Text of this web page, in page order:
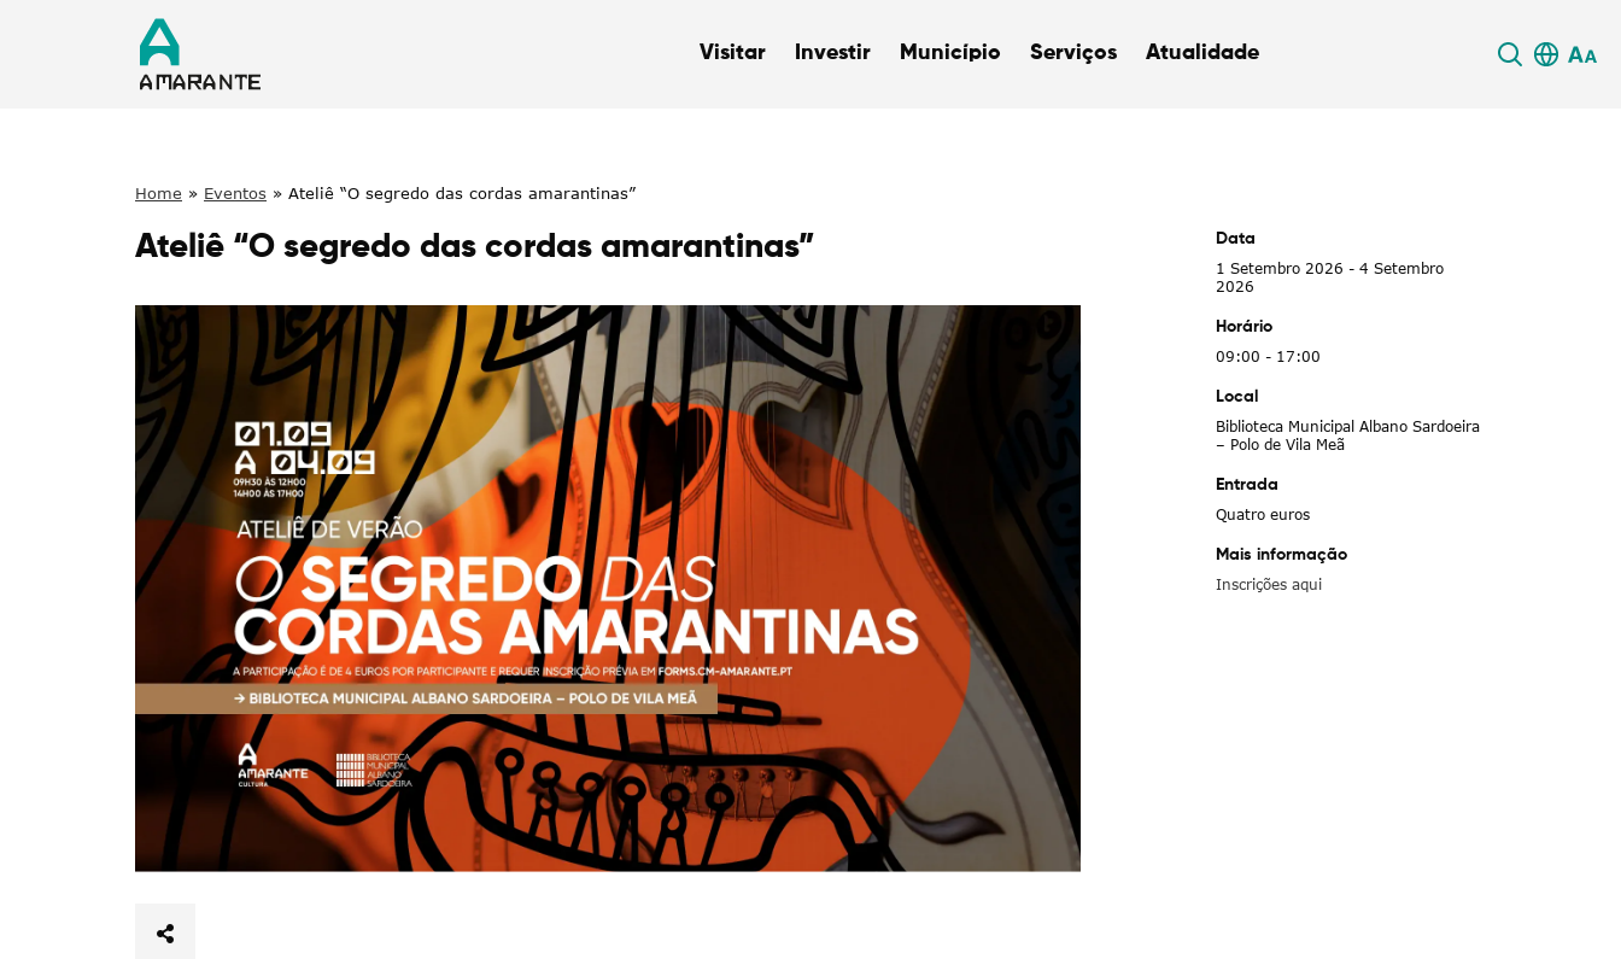
Visitar Investir Município Serviços Atualidade
Home » Eventos » Ateliê “O segredo das cordas amarantinas”
Ateliê “O segredo das cordas amarantinas” Data
1 Setembro 2026 - 4 Setembro
2026
Horário
09:00 - 17:00
Local
Biblioteca Municipal Albano Sardoeira
– Polo de Vila Meã
Entrada
Quatro euros
Mais informação
Inscrições aqui